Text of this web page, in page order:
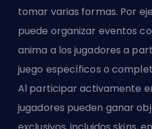
tomar varias formas. Por
puede organizar eventos
anima a los jugadores a
juego específicos o
Al participar activamente
jugadores pueden ganar